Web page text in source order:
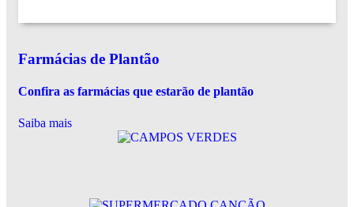
Farmácias de Plantão
Confira as farmácias que estarão de plantão
Saiba mais